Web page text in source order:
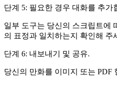
단계 5: 필요한 경우 대화를 추가
일부 도구는 당신의 스크립트에
의 표정과 일치하는지 확인해 주
단계 6: 내보내기 및 공유.
당신의 만화를 이미지 또는